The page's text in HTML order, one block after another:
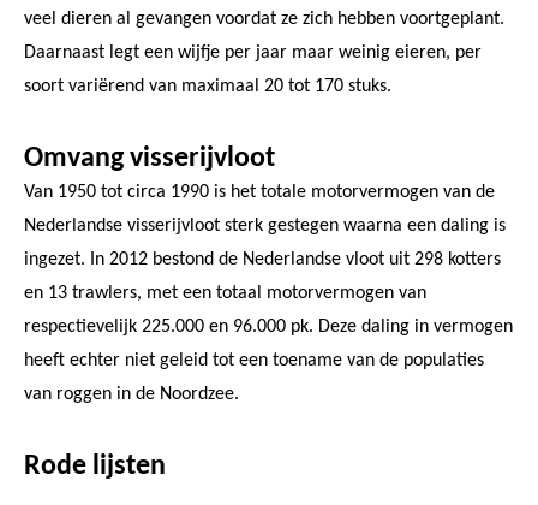
veel dieren al gevangen voordat ze zich hebben voortgeplant.
Daarnaast legt een wijfje per jaar maar weinig eieren, per
soort variërend van maximaal 20 tot 170 stuks.
Omvang visserijvloot
Van 1950 tot circa 1990 is het totale motorvermogen van de
Nederlandse visserijvloot sterk gestegen waarna een daling is
ingezet. In 2012 bestond de Nederlandse vloot uit 298 kotters
en 13 trawlers, met een totaal motorvermogen van
respectievelijk 225.000 en 96.000 pk. Deze daling in vermogen
heeft echter niet geleid tot een toename van de populaties
van roggen in de Noordzee.
Rode lijsten